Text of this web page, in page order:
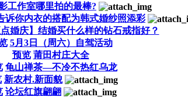
工作室哪里拍的最棒?
诉你内衣的搭配为韩式婚纱照添彩
点婚庆】结婚买什么样的钻石戒指好？
5月3日（周六）自驾活动
预览 莆田村庄大全
龟山禅茶—不冷不热红乌龙
新农村.新面貌
论坛红旗翩翩